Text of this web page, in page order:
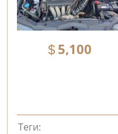
5,100
Теги: